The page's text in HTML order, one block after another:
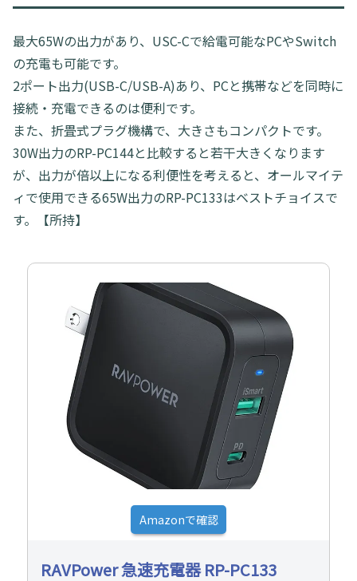
最大65Wの出力があり、USC-Cで給電可能なPCやSwitch
の充電も可能です。
2ポート出力(USB-C/USB-A)あり、PCと携帯などを同時に
接続・充電できるのは便利です。
また、折畳式プラグ機構で、大きさもコンパクトです。
30W出力のRP-PC144と比較すると若干大きくなります
が、出力が倍以上になる利便性を考えると、オールマイテ
ィで使用できる65W出力のRP-PC133はベストチョイスで
す。【所持】
Amazonで確認
RAVPower 急速充電器 RP-PC133